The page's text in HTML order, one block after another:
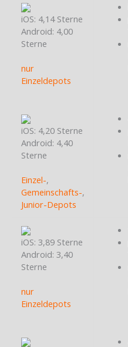
iOS: 4,14 Sterne
Android: 4,00
Sterne
nur
Einzeldepots
iOS: 4,20 Sterne
Android: 4,40
Sterne
Einzel-,
Gemeinschafts-,
Junior-Depots
iOS: 3,89 Sterne
Android: 3,40
Sterne
nur
Einzeldepots